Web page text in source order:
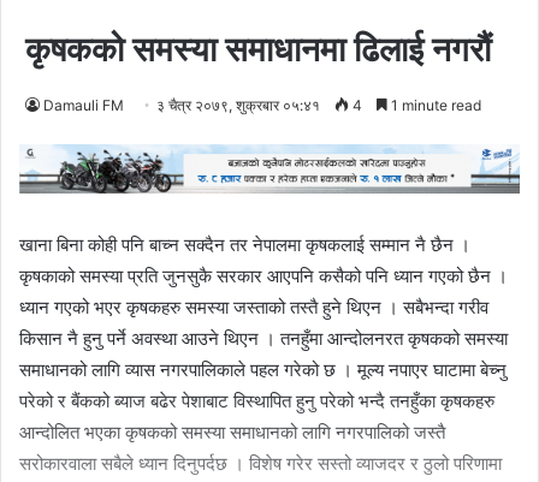
कृषकको समस्या समाधानमा ढिलाई नगरौं
Damauli FM ३ चैत्र २०७९, शुक्रबार ०५:४१ 4 1 minute read
खाना बिना कोही पनि बाच्न सक्दैन तर नेपालमा कृषकलाई सम्मान नै छैन ।
कृषकाको समस्या प्रति जुनसुकै सरकार आएपनि कसैको पनि ध्यान गएको छैन ।
ध्यान गएको भएर कृषकहरु समस्या जस्ताको तस्तै हुने थिएन । सबैभन्दा गरीव
किसान नै हुनु पर्ने अवस्था आउने थिएन । तनहुँमा आन्दोलनरत कृषकको समस्या
समाधानको लागि व्यास नगरपालिकाले पहल गरेको छ । मूल्य नपाएर घाटामा बेच्नु
परेको र बैंकको ब्याज बढेर पेशाबाट विस्थापित हुनु परेको भन्दै तनहुँका कृषकहरु
आन्दोलित भएका कृषकको समस्या समाधानको लागि नगरपालिको जस्तै
सरोकारवाला सबैले ध्यान दिनुपर्दछ । विशेष गरेर सस्तो व्याजदर र ठुलो परिणामा